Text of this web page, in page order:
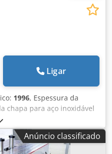
Ligar
1996, Espessura da
chapa para aço inoxidável
mm ALU Ângulo ajustável
x 890 mm comprimento da
H/min altura de trabalho
800 kg Dimensões C-L-
Anúncio classificado